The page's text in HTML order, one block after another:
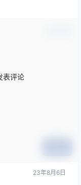
表评论
23年8月6日